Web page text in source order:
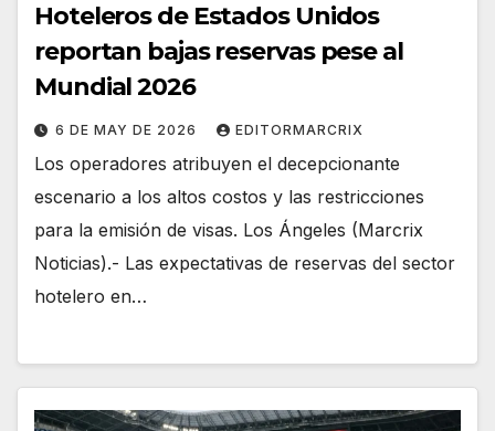
Hoteleros de Estados Unidos
reportan bajas reservas pese al
Mundial 2026
6 DE MAY DE 2026 EDITORMARCRIX
Los operadores atribuyen el decepcionante
escenario a los altos costos y las restricciones
para la emisión de visas. Los Ángeles (Marcrix
Noticias).- Las expectativas de reservas del sector
hotelero en…